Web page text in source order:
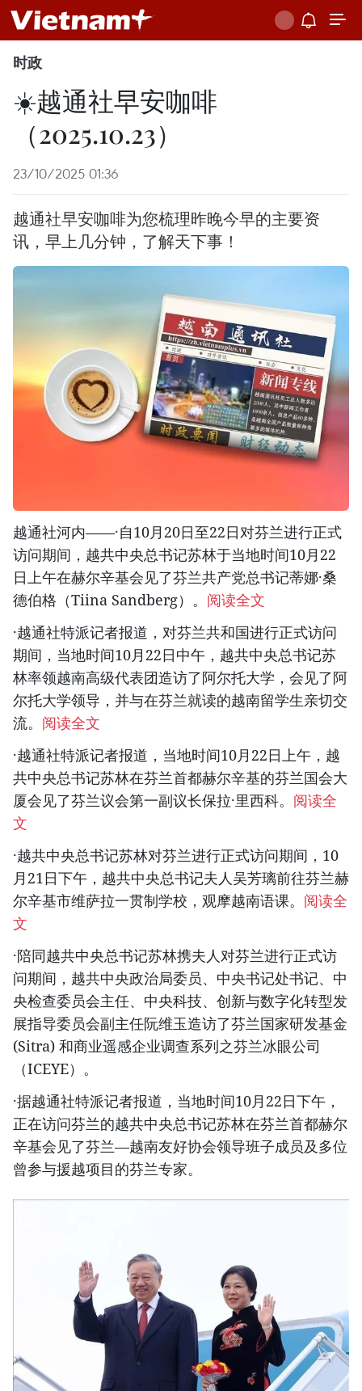
时政
☀️越通社早安咖啡
（2025.10.23）
23/10/2025 01:36
越通社早安咖啡为您梳理昨晚今早的主要资
讯，早上几分钟，了解天下事！
越通社河内——·自10月20日至22日对芬兰进行正式
访问期间，越共中央总书记苏林于当地时间10月22
日上午在赫尔辛基会见了芬兰共产党总书记蒂娜·桑
德伯格（Tiina Sandberg）。 阅读全文
·越通社特派记者报道，对芬兰共和国进行正式访问
期间，当地时间10月22日中午，越共中央总书记苏
林率领越南高级代表团造访了阿尔托大学，会见了阿
尔托大学领导，并与在芬兰就读的越南留学生亲切交
流。 阅读全文
·越通社特派记者报道，当地时间10月22日上午，越
共中央总书记苏林在芬兰首都赫尔辛基的芬兰国会大
厦会见了芬兰议会第一副议长保拉·里西科。 阅读全
文
·越共中央总书记苏林对芬兰进行正式访问期间，10
月21日下午，越共中央总书记夫人吴芳璃前往芬兰赫
尔辛基市维萨拉一贯制学校，观摩越南语课。 阅读全
文
·陪同越共中央总书记苏林携夫人对芬兰进行正式访
问期间，越共中央政治局委员、中央书记处书记、中
央检查委员会主任、中央科技、创新与数字化转型发
展指导委员会副主任阮维玉造访了芬兰国家研发基金
(Sitra) 和商业遥感企业调查系列之芬兰冰眼公司
（ICEYE）。
·据越通社特派记者报道，当地时间10月22日下午，
正在访问芬兰的越共中央总书记苏林在芬兰首都赫尔
辛基会见了芬兰—越南友好协会领导班子成员及多位
曾参与援越项目的芬兰专家。